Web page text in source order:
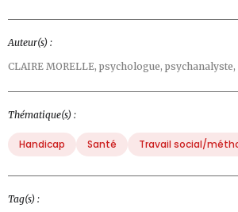
Auteur(s) :
CLAIRE MORELLE, psychologue,
Thématique(s) :
Handicap Santé Travail social/
Tag(s) :